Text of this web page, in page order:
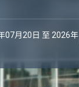
07月20日 至 2026年